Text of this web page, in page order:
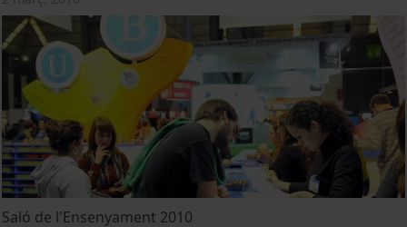
Saló de l'Ensenyament 2010